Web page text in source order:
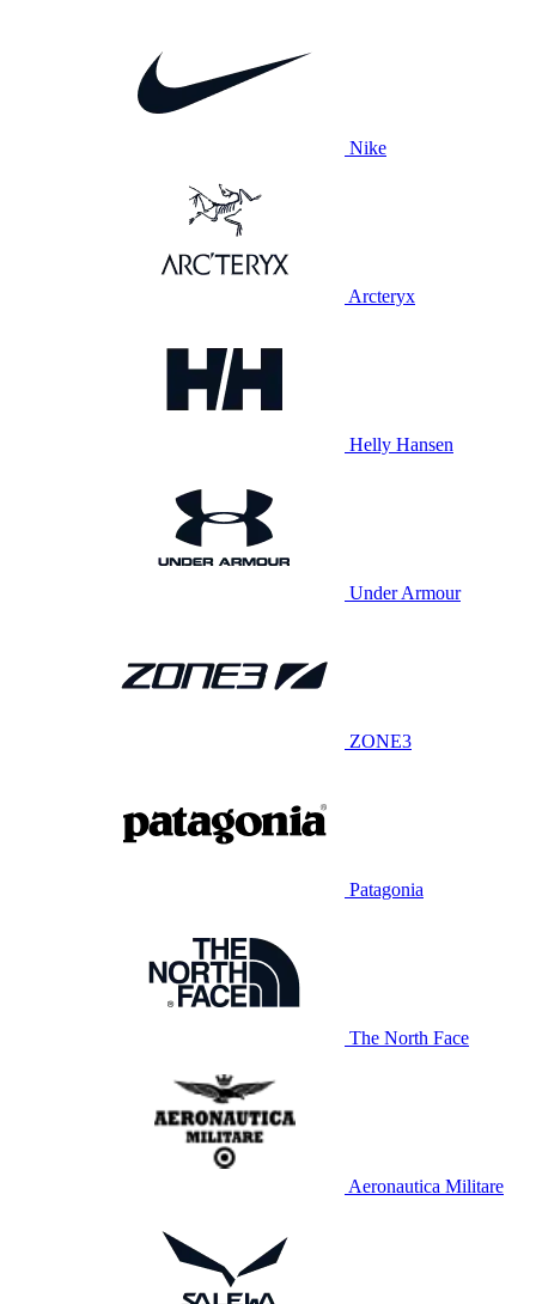
Nike
Arcteryx
Helly Hansen
Under Armour
ZONE3
Patagonia
The North Face
Aeronautica Militare